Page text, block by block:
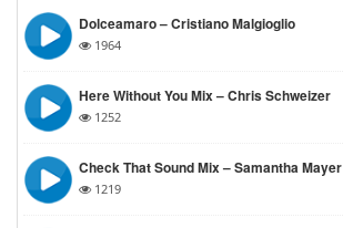
Dolceamaro – Cristiano Malgioglio
1964
Here Without You Mix – Chris Schweizer
1252
Check That Sound Mix – Samantha Mayer
1219